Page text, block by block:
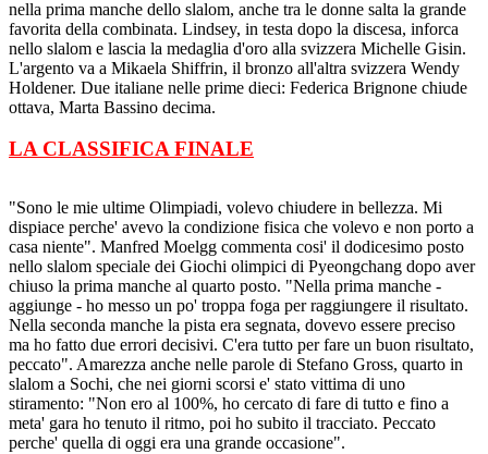
nella prima manche dello slalom, anche tra le donne salta la grande
favorita della combinata. Lindsey, in testa dopo la discesa, inforca
nello slalom e lascia la medaglia d'oro alla svizzera Michelle Gisin.
L'argento va a Mikaela Shiffrin, il bronzo all'altra svizzera Wendy
Holdener. Due italiane nelle prime dieci: Federica Brignone chiude
ottava, Marta Bassino decima.
LA CLASSIFICA FINALE
"Sono le mie ultime Olimpiadi, volevo chiudere in bellezza. Mi
dispiace perche' avevo la condizione fisica che volevo e non porto a
casa niente". Manfred Moelgg commenta cosi' il dodicesimo posto
nello slalom speciale dei Giochi olimpici di Pyeongchang dopo aver
chiuso la prima manche al quarto posto. "Nella prima manche -
aggiunge - ho messo un po' troppa foga per raggiungere il risultato.
Nella seconda manche la pista era segnata, dovevo essere preciso
ma ho fatto due errori decisivi. C'era tutto per fare un buon risultato,
peccato". Amarezza anche nelle parole di Stefano Gross, quarto in
slalom a Sochi, che nei giorni scorsi e' stato vittima di uno
stiramento: "Non ero al 100%, ho cercato di fare di tutto e fino a
meta' gara ho tenuto il ritmo, poi ho subito il tracciato. Peccato
perche' quella di oggi era una grande occasione".